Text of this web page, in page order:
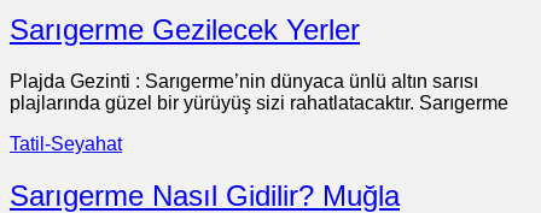
Sarıgerme Gezilecek Yerler
Plajda Gezinti : Sarıgerme’nin dünyaca ünlü altın sarısı
plajlarında güzel bir yürüyüş sizi rahatlatacaktır. Sarıgerme
Tatil-Seyahat
Sarıgerme Nasıl Gidilir? Muğla